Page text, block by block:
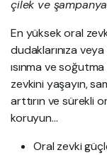
çilek ve
En yüksek oral
dudaklarınıza
ısınma ve soğutma
zevkini yaşayın,
arttırın ve sürekli
koruyun…
Oral zevki